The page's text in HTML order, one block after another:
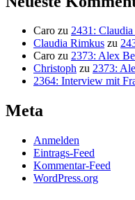
Caro zu 2431:
Claudia Rimkus zu
Caro zu 2373: Alex
Christoph zu 2373:
2364: Interview mit
Meta
Anmelden
Eintrags-Feed
Kommentar-Feed
WordPress.org